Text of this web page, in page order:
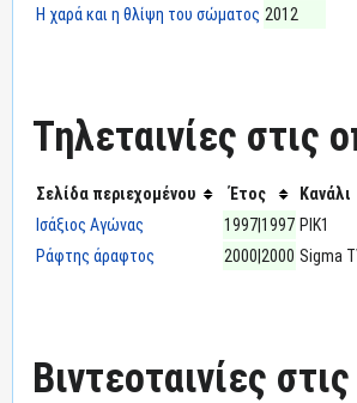
Η χαρά και η θλίψη του σώματος 2012
Τηλεταινίες στις
Σελίδα περιεχομένου Έτος
Κανάλι
Ισάξιος Αγώνας
1997|1997 ΡΙΚ1
Ράφτης άραφτος
2000|2000 Sigma
Βιντεοταινίες